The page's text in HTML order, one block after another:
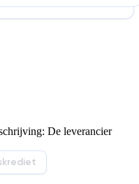
De leverancier